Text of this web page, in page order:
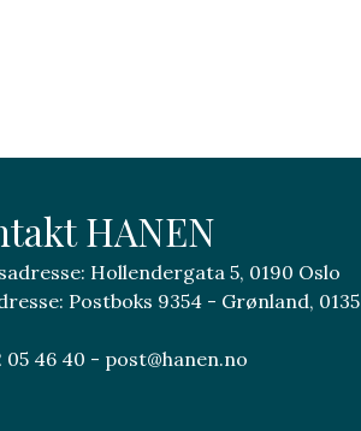
HANEN
Hollendergata 5, 0190 Oslo
Postboks 9354 - Grønland, 0135
05 46 40 - post@hanen.no